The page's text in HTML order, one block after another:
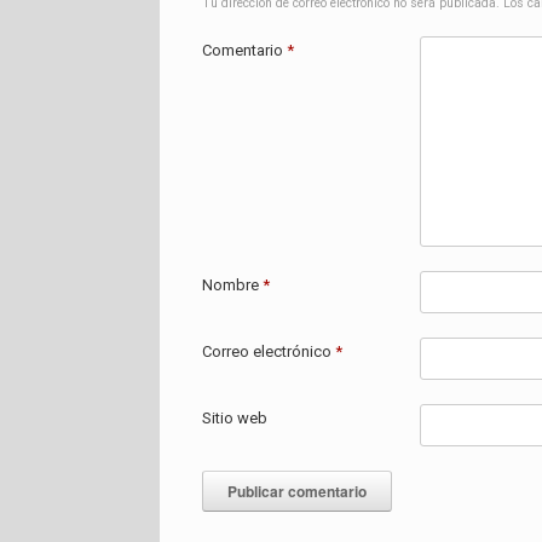
Comentario *
Nombre *
Correo electrónico *
Sitio web